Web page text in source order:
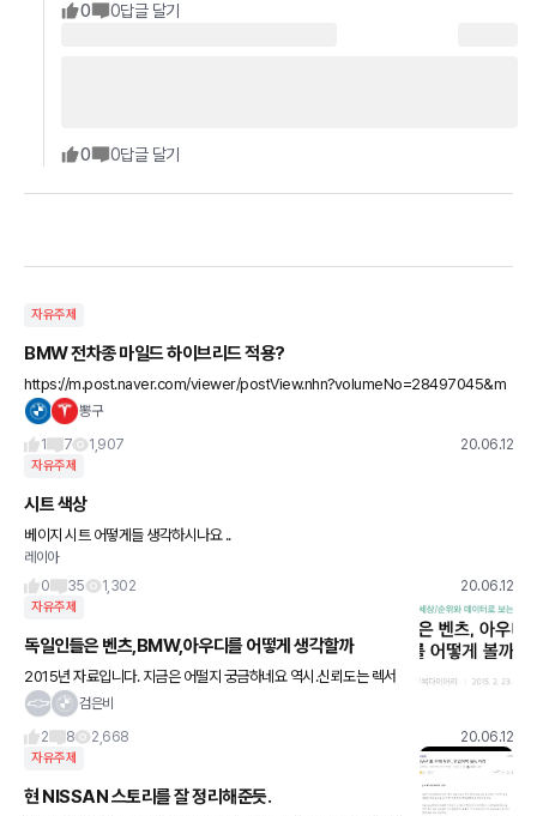
0 0답글 달기
0 0답글 달기
자유주제
BMW 전차종 마일드 하이브리드 적용?
https://m.post.naver.com/viewer/postView.nhn?volumeNo=28497045&m
뽕구
1
7 1,907 20.06.12
자유주제
시트 색상
베이지 시트 어떻게들 생각하시나요 ..
레이아
0
35 1,302 20.06.12
자유주제
독일인들은 벤츠,BMW,아우디를 어떻게 생각할까
2015년 자료입니다. 지금은 어떨지 궁금하네요 역시.신뢰도는 렉서
스네요 현기는 어디에도 없네요 지금은 어디든 순위에 들어가.있을까
검은비
2
8 2,668 20.06.12
자유주제
현 NISSAN 스토리를 잘 정리해준듯.